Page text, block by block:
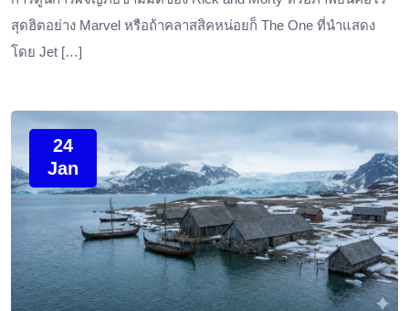
สุดฮิตอย่าง Marvel หรือถ้าคลาสสิคหน่อยก็ The One ที่นำแสดง
โดย Jet […]
24
Jan